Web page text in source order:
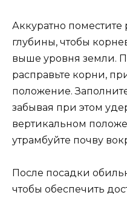
Аккуратно поместите
глубины, чтобы
выше уровня земли.
расправьте корни,
положение.
забывая при этом
вертикальном
утрамбуйте почву
После посадки
чтобы обеспечить